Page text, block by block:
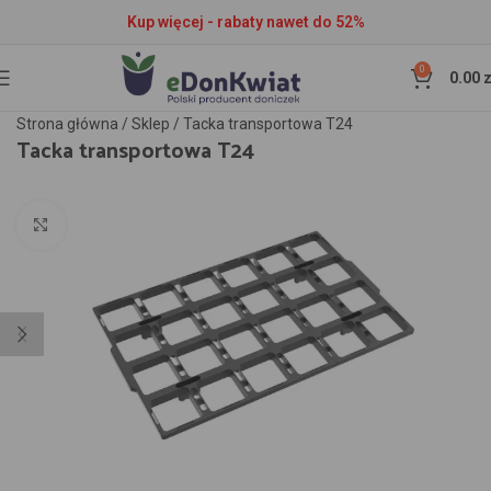
Kup więcej - rabaty nawet do 52%
0 0.00
Strona główna / Sklep / Tacka transportowa T24
Tacka transportowa T24